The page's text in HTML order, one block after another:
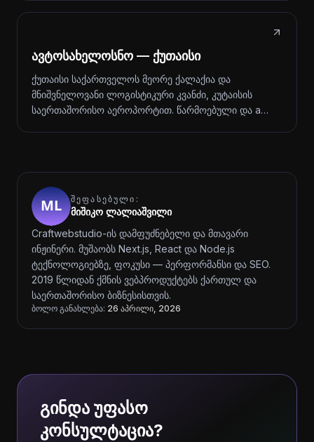
ავტოსახელოსნო — ქუთაისი
ქუთაისი საქართველოს მეორე ქალაქია და
მნიშვნელოვანი ლოგისტიკური კვანძი, კუტაისის
საერთაშორისო აეროპორტით. წარმოებული და a…
ᲨᲔᲤᲐᲡᲔᲑᲣᲚᲘ:
მიშიკო ლალიაშვილი
Craftwebstudio-ის დამფუძნებელი და მთავარი
ინჟინერი. მუშაობს Next.js, React და Node.js
ტექნოლოგიებზე, ფოკუსი — პერფორმანსი და SEO.
2019 წლიდან ქმნის ვებპროდუქტებს ქართულ და
საერთაშორისო ბიზნესისთვის.
ბოლო განახლება: 26 აპრილი, 2026
გინდა უფასო
კონსულტაცია?